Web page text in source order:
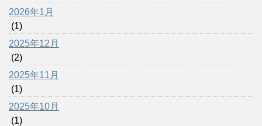
2026年1月
(1)
2025年12月
(2)
2025年11月
(1)
2025年10月
(1)